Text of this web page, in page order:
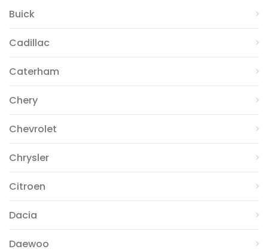
Buick
Cadillac
Caterham
Chery
Chevrolet
Chrysler
Citroen
Dacia
Daewoo